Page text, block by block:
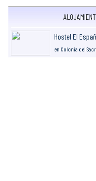
Hostel El
en Colonia del